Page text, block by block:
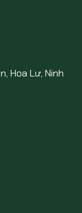
Hoa Lư, Ninh